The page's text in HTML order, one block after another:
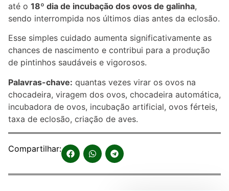
até o 18º dia de incubação dos ovos de galinha,
sendo interrompida nos últimos dias antes da eclosão.
Esse simples cuidado aumenta significativamente as
chances de nascimento e contribui para a produção
de pintinhos saudáveis e vigorosos.
Palavras-chave: quantas vezes virar os ovos na
chocadeira, viragem dos ovos, chocadeira automática,
incubadora de ovos, incubação artificial, ovos férteis,
taxa de eclosão, criação de aves.
Compartilhar: